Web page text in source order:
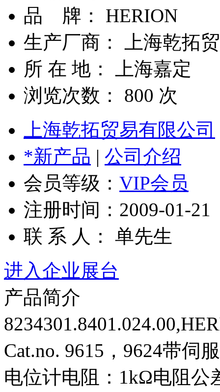
品 牌： HERION
生产厂商： 上海乾拓
所 在 地： 上海嘉定
浏览次数： 800 次
上海乾拓贸易有限公司
*新产品 | 公司介绍
会员等级： VIP会员
注册时间：2009-01-21
联 系 人： 单先生
进入企业展台
产品简介
Cat.no. 9615，9624带伺
电位计电阻：1kΩ电阻公